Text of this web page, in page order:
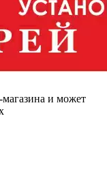
магазина и может